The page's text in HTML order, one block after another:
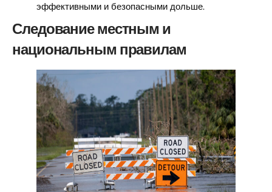
эффективными и безопасными дольше.
Следование местным и
национальным правилам